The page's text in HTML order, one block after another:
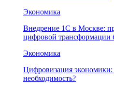
Экономика
Внедрение 1С в Москве:
цифровой трансформации
Экономика
Цифровизация экономики:
необходимость?